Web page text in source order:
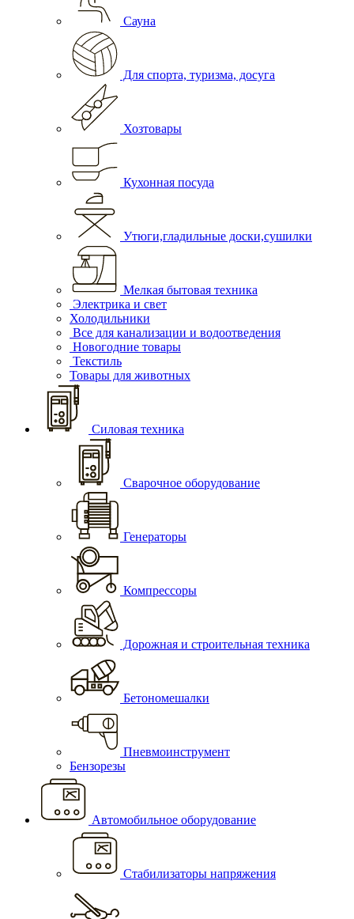
Сауна
Для спорта, туризма, досуга
Хозтовары
Кухонная посуда
Утюги,гладильные доски,сушилки
Мелкая бытовая техника
Электрика и свет
Холодильники
Все для канализации и водоотведения
Новогодние товары
Текстиль
Товары для животных
Силовая техника
Сварочное оборудование
Генераторы
Компрессоры
Дорожная и строительная техника
Бетономешалки
Пневмоинструмент
Бензорезы
Автомобильное оборудование
Стабилизаторы напряжения